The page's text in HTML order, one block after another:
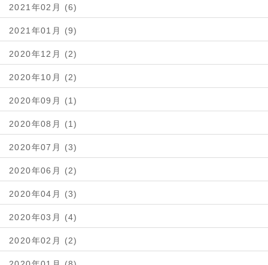
2021年02月 (6)
2021年01月 (9)
2020年12月 (2)
2020年10月 (2)
2020年09月 (1)
2020年08月 (1)
2020年07月 (3)
2020年06月 (2)
2020年04月 (3)
2020年03月 (4)
2020年02月 (2)